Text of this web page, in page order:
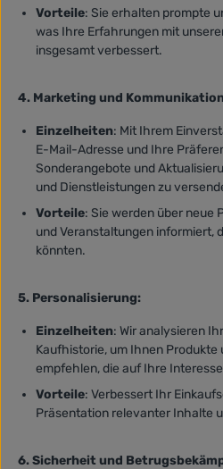
Vorteile: Sie erhalten prompte
was Ihre Erfahrungen mit
insgesamt verbessert.
4. Marketing und
Einzelheiten: Mit Ihrem
E-Mail-Adresse und Ihre
Sonderangebote und
und Dienstleistungen zu
Vorteile: Sie werden über neue
und Veranstaltungen informiert,
könnten.
5. Personalisierung:
Einzelheiten: Wir analysieren
Kaufhistorie, um Ihnen Produkte
empfehlen, die auf Ihre
Vorteile: Verbessert Ihr
Präsentation relevanter Inhalte
6. Sicherheit und